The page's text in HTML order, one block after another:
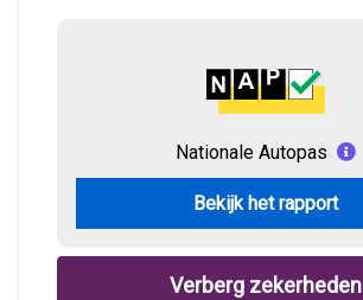
Nationale Autopas
Bekijk het rapport
Verberg zekerheden